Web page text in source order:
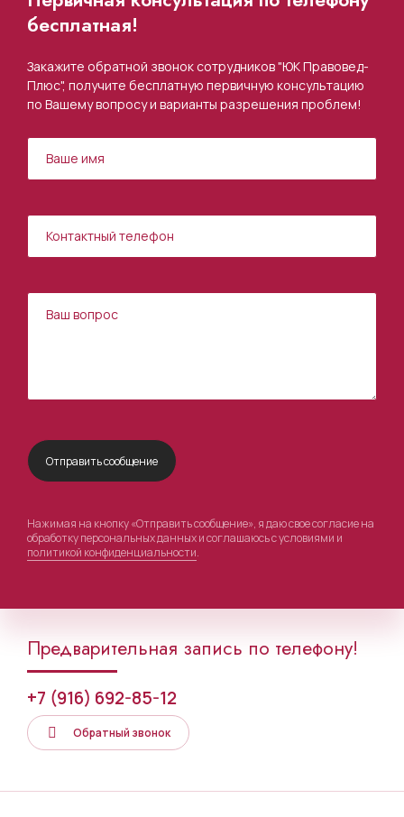
бесплатная!
Закажите обратной звонок сотрудников "ЮК Правовед-
Плюс", получите бесплатную первичную консультацию
по Вашему вопросу и варианты разрешения проблем!
Нажимая на кнопку «Отправить сообщение», я даю свое согласие на
обработку персональных данных и соглашаюсь с условиями и
политикой конфиденциальности.
Предварительная запись по телефону!
+7 (916) 692-85-12
Обратный звонок